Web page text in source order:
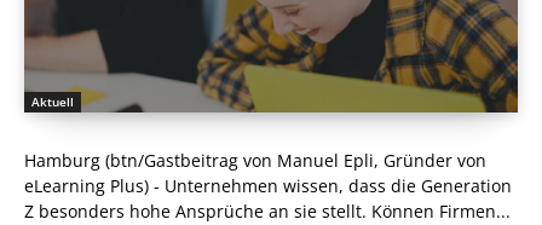
Aktuell
Hamburg (btn/Gastbeitrag von Manuel Epli, Gründer von
eLearning Plus) - Unternehmen wissen, dass die Generation
Z besonders hohe Ansprüche an sie stellt. Können Firmen...